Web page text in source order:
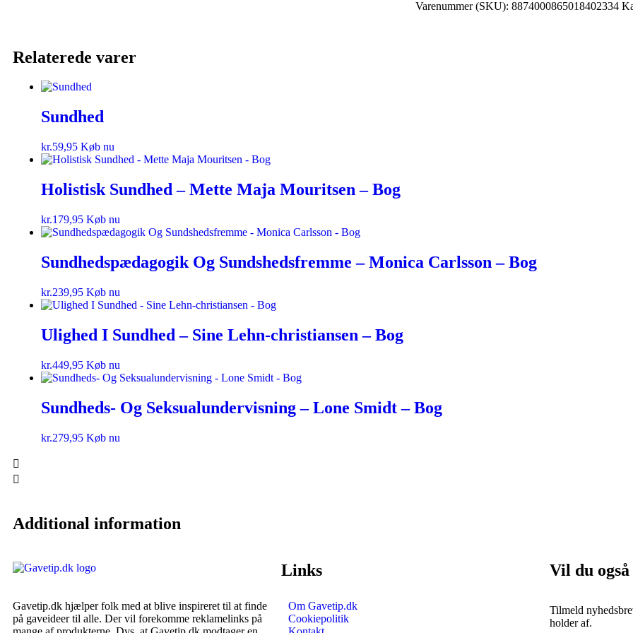
Varenummer (SKU): 8874000865018402334
Relaterede varer
Sundhed
kr.59,95 Køb nu
Holistisk Sundhed – Mette Maja Mouritsen – Bog
kr.179,95 Køb nu
Sundhedspædagogik Og Sundshedsfremme – Monica Carlsson – Bog
kr.239,95 Køb nu
Ulighed I Sundhed – Sine Lehn-christiansen – Bog
kr.449,95 Køb nu
Sundheds- Og Seksualundervisning – Lone Smidt – Bog
kr.279,95 Køb nu
Additional information
Gavetip.dk hjælper folk med at blive inspireret til at finde
på gaveideer til alle. Der vil forekomme reklamelinks på
Links
Om Gavetip.dk
Cookiepolitik
Vil du
Tilmeld
holder af.